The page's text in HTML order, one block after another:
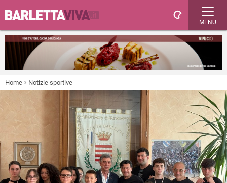
MENU
Home Notizie sportive